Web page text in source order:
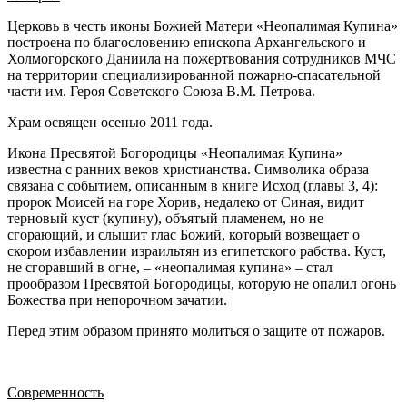
Церковь в честь иконы Божией Матери «Неопалимая Купина»
построена по благословению епископа Архангельского и
Холмогорского Даниила на пожертвования сотрудников МЧС
на территории специализированной пожарно-спасательной
части им. Героя Советского Союза В.М. Петрова.
Храм освящен осенью 2011 года.
Икона Пресвятой Богородицы «Неопалимая Купина»
известна с ранних веков христианства. Символика образа
связана с событием, описанным в книге Исход (главы 3, 4):
пророк Моисей на горе Хорив, недалеко от Синая, видит
терновый куст (купину), объятый пламенем, но не
сгорающий, и слышит глас Божий, который возвещает о
скором избавлении израильтян из египетского рабства. Куст,
не сгоравший в огне, – «неопалимая купина» – стал
прообразом Пресвятой Богородицы, которую не опалил огонь
Божества при непорочном зачатии.
Перед этим образом принято молиться о защите от пожаров.
Современность